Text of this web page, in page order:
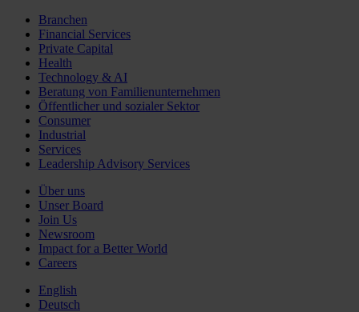
Branchen
Financial Services
Private Capital
Health
Technology & AI
Beratung von Familienunternehmen
Öffentlicher und sozialer Sektor
Consumer
Industrial
Services
Leadership Advisory Services
Über uns
Unser Board
Join Us
Newsroom
Impact for a Better World
Careers
English
Deutsch